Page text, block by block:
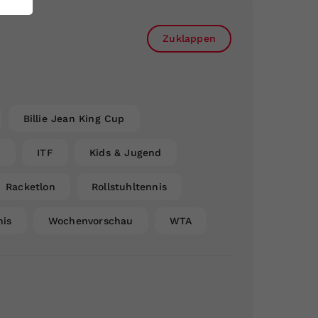
Zuklappen
Billie Jean King Cup
ITF Kids & Jugend
Racketlon Rollstuhltennis
Wochenvorschau WTA